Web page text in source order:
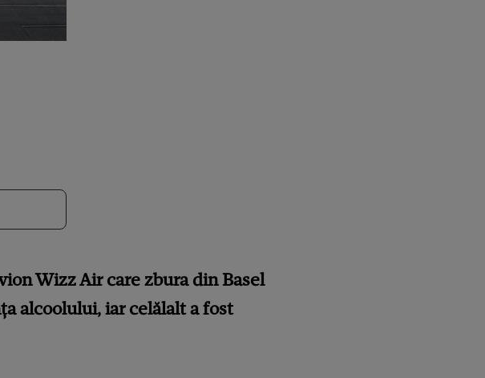
Wizz Air care zbura din Basel
alcoolului, iar celălalt a fost